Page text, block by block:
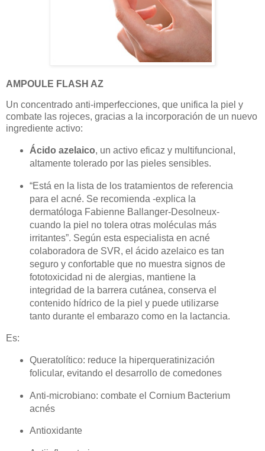
AMPOULE FLASH AZ
Un concentrado anti-imperfecciones, que unifica la piel y
combate las rojeces, gracias a la incorporación de un nuevo
ingrediente activo:
Ácido azelaico, un activo eficaz y multifuncional,
altamente tolerado por las pieles sensibles.
“Está en la lista de los tratamientos de referencia
para el acné. Se recomienda -explica la
dermatóloga Fabienne Ballanger-Desolneux-
cuando la piel no tolera otras moléculas más
irritantes”. Según esta especialista en acné
colaboradora de SVR, el ácido azelaico es tan
seguro y confortable que no muestra signos de
fototoxicidad ni de alergias, mantiene la
integridad de la barrera cutánea, conserva el
contenido hídrico de la piel y puede utilizarse
tanto durante el embarazo como en la lactancia.
Es:
Queratolítico: reduce la hiperqueratinización
folicular, evitando el desarrollo de comedones
Anti-microbiano: combate el Cornium Bacterium
acnés
Antioxidante